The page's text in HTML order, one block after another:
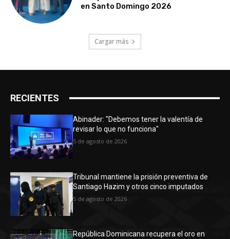
en Santo Domingo 2026
Cargar más
RECIENTES
Abinader: "Debemos tener la valentía de
revisar lo que no funciona"
5 de agosto de 2026
Tribunal mantiene la prisión preventiva de
Santiago Hazim y otros cinco imputados
5 de agosto de 2026
República Dominicana recupera el oro en